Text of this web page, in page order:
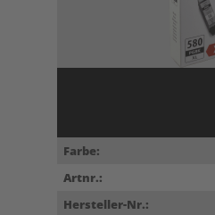
Farbe:
Artnr.:
Hersteller-Nr.: